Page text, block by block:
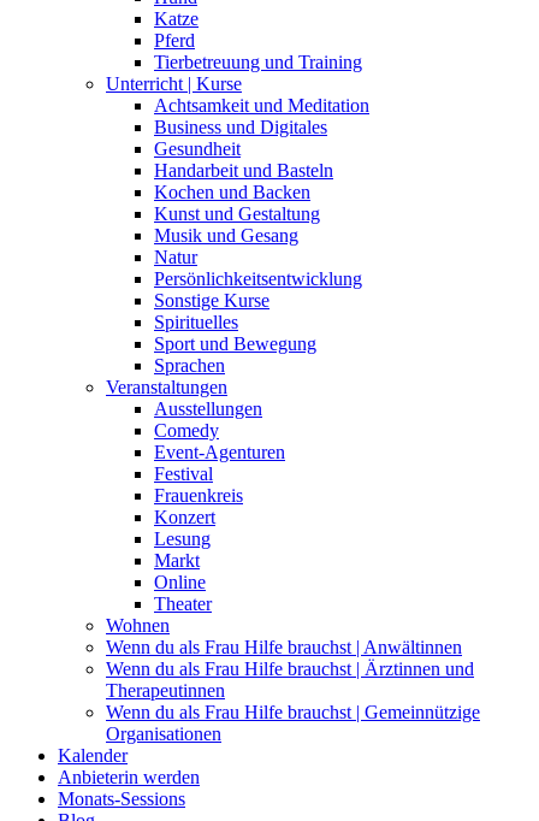
Katze
Pferd
Tierbetreuung und Training
Unterricht | Kurse
Achtsamkeit und Meditation
Business und Digitales
Gesundheit
Handarbeit und Basteln
Kochen und Backen
Kunst und Gestaltung
Musik und Gesang
Natur
Persönlichkeitsentwicklung
Sonstige Kurse
Spirituelles
Sport und Bewegung
Sprachen
Veranstaltungen
Ausstellungen
Comedy
Event-Agenturen
Festival
Frauenkreis
Konzert
Lesung
Markt
Online
Theater
Wohnen
Wenn du als Frau Hilfe brauchst | Anwältinnen
Wenn du als Frau Hilfe brauchst | Ärztinnen und
Therapeutinnen
Wenn du als Frau Hilfe brauchst | Gemeinnützige
Organisationen
Kalender
Anbieterin werden
Monats-Sessions